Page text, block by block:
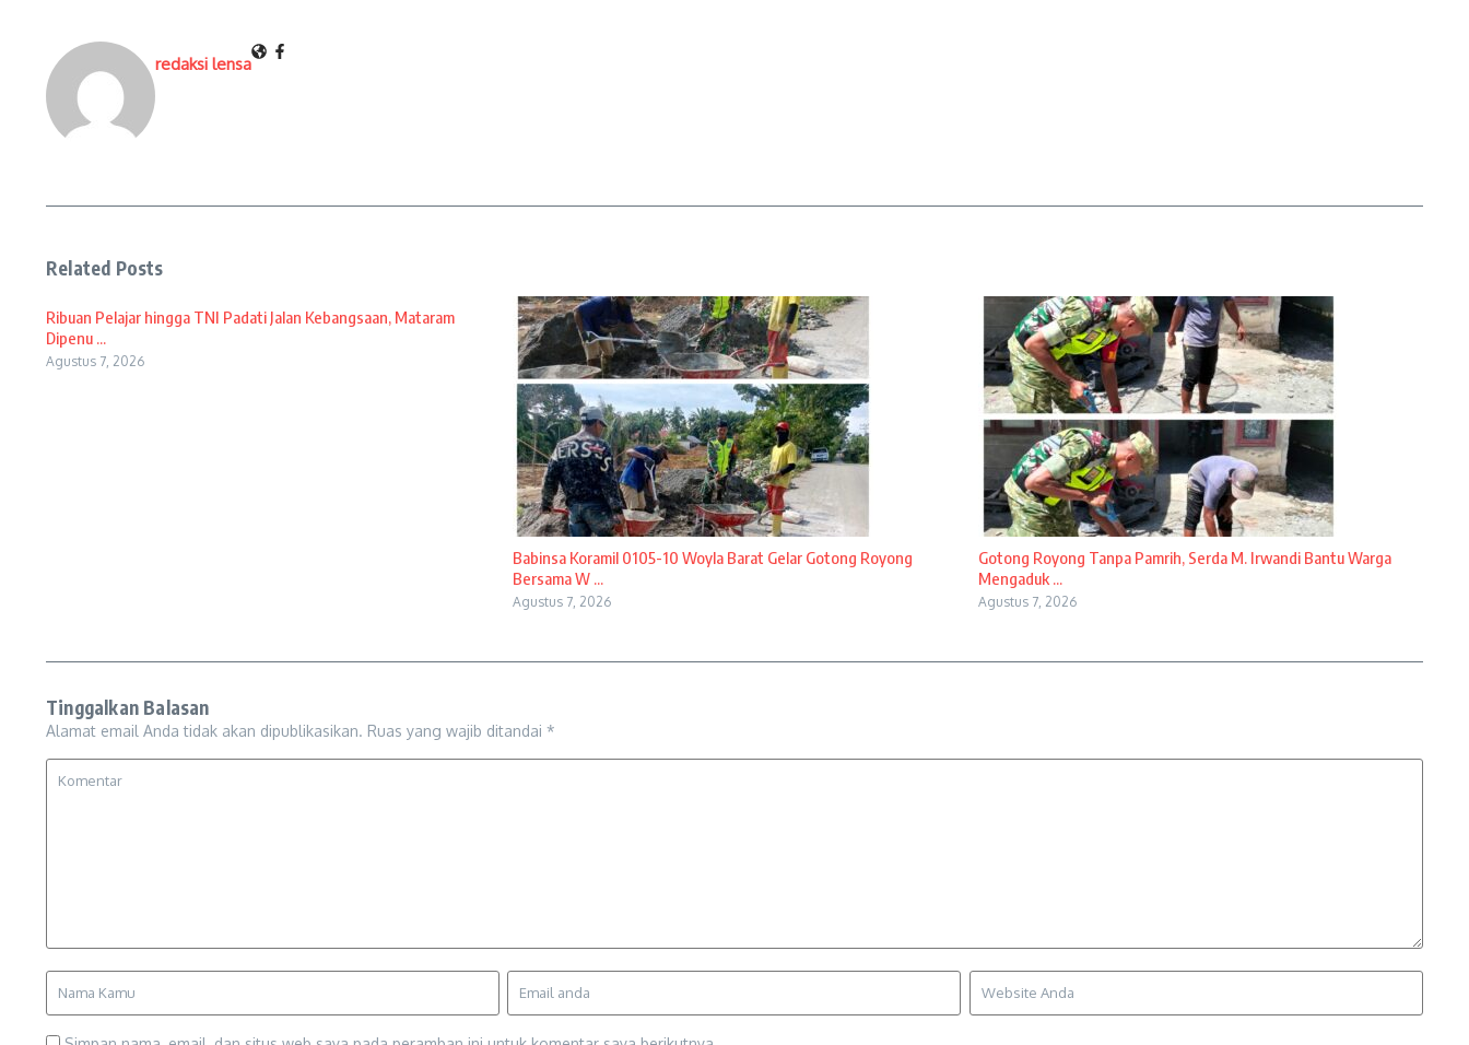
redaksi lensa
Related Posts
Ribuan Pelajar hingga TNI Padati Jalan Kebangsaan, Mataram
Dipenu ...
Agustus 7, 2026
Babinsa Koramil 0105-10 Woyla Barat Gelar Gotong Royong
Bersama W ...
Agustus 7, 2026
Gotong Royong Tanpa Pamrih, Serda M. Irwandi Bantu Warga
Mengaduk ...
Agustus 7, 2026
Tinggalkan Balasan
Alamat email Anda tidak akan dipublikasikan. Ruas yang wajib ditandai *